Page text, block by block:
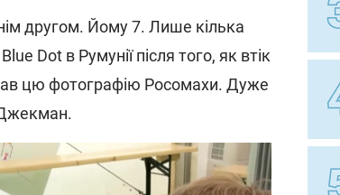
другом. Йому 7. Лише кілька
Dot в Румунії після того, як втік
цю фотографію Росомахи. Дуже